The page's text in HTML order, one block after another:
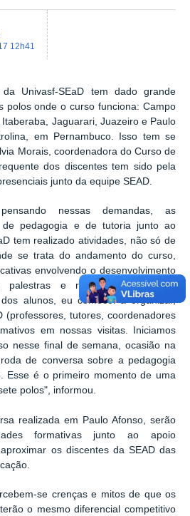
12h41
Univasf-SEaD tem dado grande
polos onde o curso funciona: Campo
Jaguarari, Juazeiro e Paulo
em Pernambuco. Isso tem se
Morais, coordenadora do Curso de
dos discentes tem sido pela
junto da equipe SEAD.
nessas demandas, as
de pedagogia e de tutoria junto ao
tem realizado atividades, não só de
se trata do andamento do curso,
envolvendo o desenvolvimento
palestras e rodas de conversa.
alunos, eu comecei a organizar,
(professores, tutores, coordenadores
em nossas visitas. Iniciamos
nesse final de semana, ocasião na
de conversa sobre a pedagogia
Esse é o primeiro momento de uma
polos", informou.
realizada em Paulo Afonso, serão
formativas junto ao apoio
os discentes da SEAD das
se crenças e mitos de que os
o mesmo diferencial competitivo